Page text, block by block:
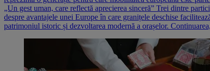
„Un gest uman, care reflectă aprecierea sinceră” Trei dintre
despre avantajele unei Europe în care granițele deschise
patrimoniul istoric și dezvoltarea modernă a orașelor.